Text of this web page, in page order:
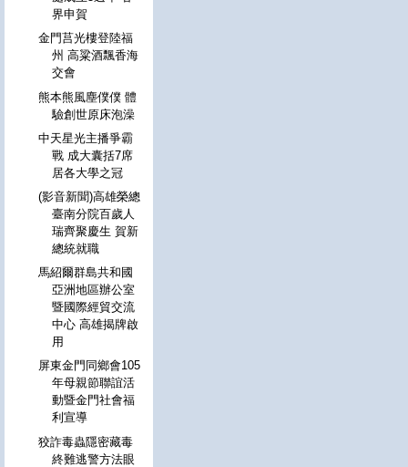
界申賀
金門莒光樓登陸福
州 高粱酒飄香海
交會
熊本熊風塵僕僕 體
驗創世原床泡澡
中天星光主播爭霸
戰 成大囊括7席
居各大學之冠
(影音新聞)高雄榮總
臺南分院百歲人
瑞齊聚慶生 賀新
總統就職
馬紹爾群島共和國
亞洲地區辦公室
暨國際經貿交流
中心 高雄揭牌啟
用
屏東金門同鄉會105
年母親節聯誼活
動暨金門社會福
利宣導
狡詐毒蟲隱密藏毒
終難逃警方法眼